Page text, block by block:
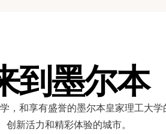
到墨尔本
，和享有盛誉的墨尔本皇家理工大学
创新活力和精彩体验的城市。